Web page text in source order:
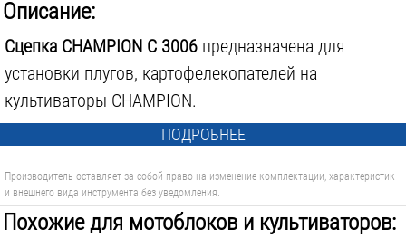
Описание:
Сцепка CHAMPION C 3006 предназначена для
установки плугов, картофелекопателей на
культиваторы CHAMPION.
ПОДРОБНЕЕ
Производитель оставляет за собой право на изменение комплектации, характеристик
и внешнего вида инструмента без уведомления.
Похожие для мотоблоков и культиваторов: